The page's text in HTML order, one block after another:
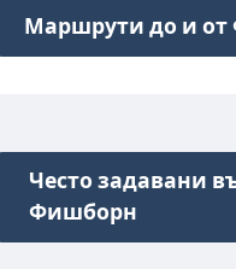
Маршрути до и
Често задавани
Фишборн